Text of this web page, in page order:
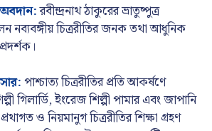
রবীন্দ্রনাথ ঠাকুরের ভ্রাতুষ্পুত্র
নব্যবঙ্গীয় চিত্ররীতির জনক তথা আধুনিক
পাশ্চাত্য চিত্ররীতির প্রতি আকর্ষণে
গিলার্ডি, ইংরেজ শিল্পী পামার এবং জাপানি
ও নিয়মানুগ চিত্ররীতির শিক্ষা গ্রহণ